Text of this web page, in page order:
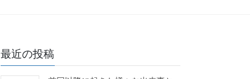
最近の投稿